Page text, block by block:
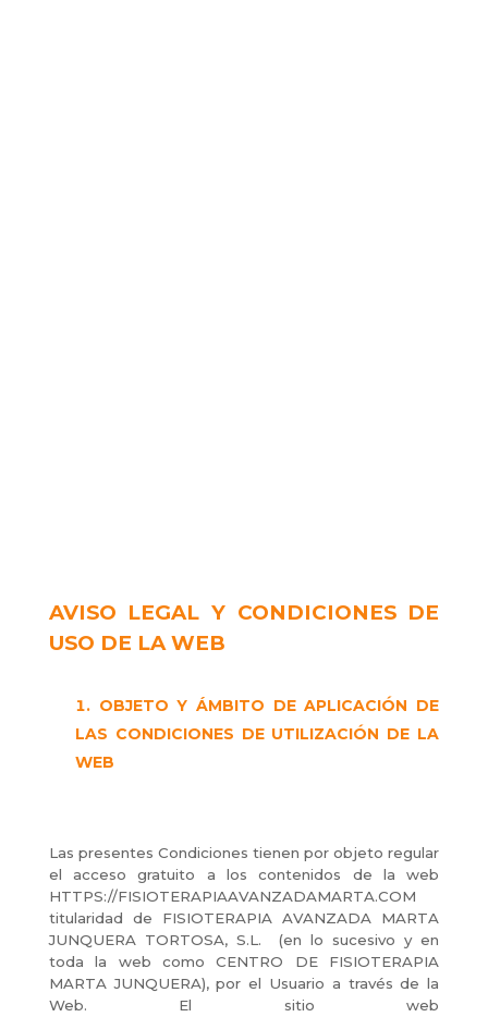
AVISO LEGAL Y CONDICIONES DE
USO DE LA WEB
OBJETO Y ÁMBITO DE APLICACIÓN DE
LAS CONDICIONES DE UTILIZACIÓN DE LA
WEB
Las presentes Condiciones tienen por objeto regular
el acceso gratuito a los contenidos de la web
HTTPS://FISIOTERAPIAAVANZADAMARTA.COM
titularidad de FISIOTERAPIA AVANZADA MARTA
JUNQUERA TORTOSA, S.L. (en lo sucesivo y en
toda la web como CENTRO DE FISIOTERAPIA
MARTA JUNQUERA), por el Usuario a través de la
Web. El sitio web